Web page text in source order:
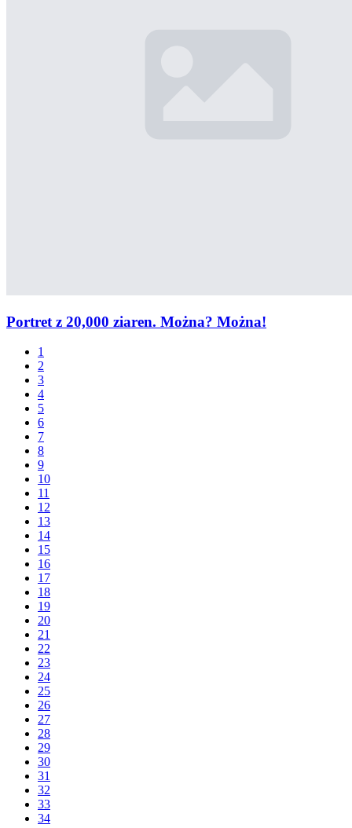
Portret z 20,000 ziaren. Można? Można!
1
2
3
4
5
6
7
8
9
10
11
12
13
14
15
16
17
18
19
20
21
22
23
24
25
26
27
28
29
30
31
32
33
34